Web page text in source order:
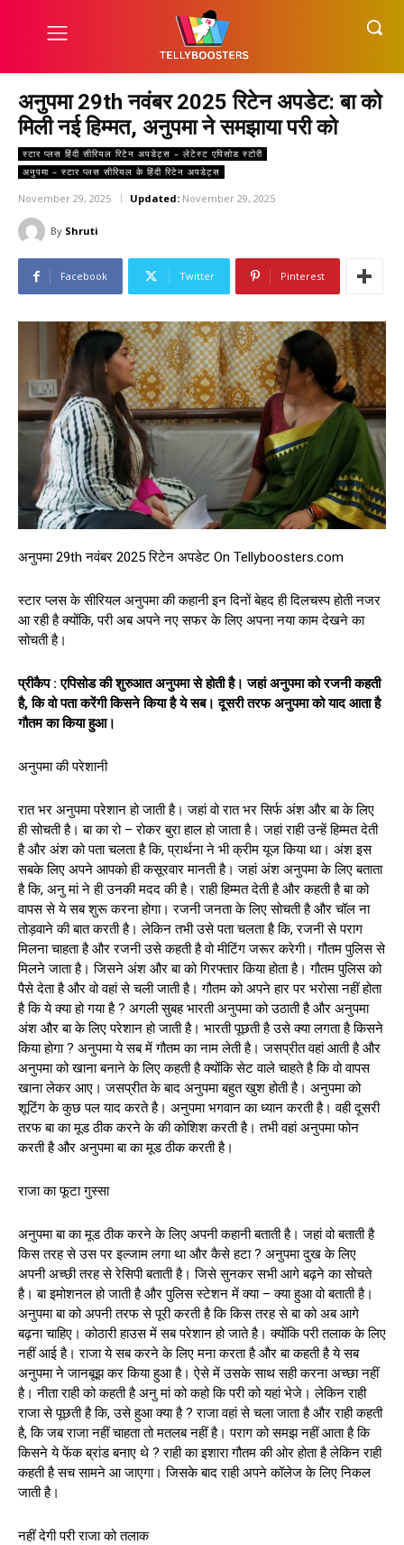
अनुपमा 29th नवंबर 2025 रिटेन अपडेट: बा को
मिली नई हिम्मत, अनुपमा ने समझाया परी को
स्टार प्लस हिंदी सीरियल रिटेन अपडेट्स – लेटेस्ट एपिसोड स्टोरी
अनुपमा – स्टार प्लस सीरियल के हिंदी रिटेन अपडेट्स
November 29, 2025 Updated: November 29, 2025
By Shruti
Facebook Twitter Pinterest
अनुपमा 29th नवंबर 2025 रिटेन अपडेट On Tellyboosters.com
स्टार प्लस के सीरियल अनुपमा की कहानी इन दिनों बेहद ही दिलचस्प होती नजर
आ रही है क्योंकि, परी अब अपने नए सफर के लिए अपना नया काम देखने का
सोचती है।
प्रीकैप : एपिसोड की शुरुआत अनुपमा से होती है। जहां अनुपमा को रजनी कहती
है, कि वो पता करेंगी किसने किया है ये सब। दूसरी तरफ अनुपमा को याद आता है
गौतम का किया हुआ।
अनुपमा की परेशानी
रात भर अनुपमा परेशान हो जाती है। जहां वो रात भर सिर्फ अंश और बा के लिए
ही सोचती है। बा का रो – रोकर बुरा हाल हो जाता है। जहां राही उन्हें हिम्मत देती
है और अंश को पता चलता है कि, प्रार्थना ने भी क्रीम यूज किया था। अंश इस
सबके लिए अपने आपको ही कसूरवार मानती है। जहां अंश अनुपमा के लिए बताता
है कि, अनु मां ने ही उनकी मदद की है। राही हिम्मत देती है और कहती है बा को
वापस से ये सब शुरू करना होगा। रजनी जनता के लिए सोचती है और चॉल ना
तोड़वाने की बात करती है। लेकिन तभी उसे पता चलता है कि, रजनी से पराग
मिलना चाहता है और रजनी उसे कहती है वो मीटिंग जरूर करेगी। गौतम पुलिस से
मिलने जाता है। जिसने अंश और बा को गिरफ्तार किया होता है। गौतम पुलिस को
पैसे देता है और वो वहां से चली जाती है। गौतम को अपने हार पर भरोसा नहीं होता
है कि ये क्या हो गया है ? अगली सुबह भारती अनुपमा को उठाती है और अनुपमा
अंश और बा के लिए परेशान हो जाती है। भारती पूछती है उसे क्या लगता है किसने
किया होगा ? अनुपमा ये सब में गौतम का नाम लेती है। जसप्रीत वहां आती है और
अनुपमा को खाना बनाने के लिए कहती है क्योंकि सेट वाले चाहते है कि वो वापस
खाना लेकर आए। जसप्रीत के बाद अनुपमा बहुत खुश होती है। अनुपमा को
शूटिंग के कुछ पल याद करते है। अनुपमा भगवान का ध्यान करती है। वही दूसरी
तरफ बा का मूड ठीक करने के की कोशिश करती है। तभी वहां अनुपमा फोन
करती है और अनुपमा बा का मूड ठीक करती है।
राजा का फूटा गुस्सा
अनुपमा बा का मूड ठीक करने के लिए अपनी कहानी बताती है। जहां वो बताती है
किस तरह से उस पर इल्जाम लगा था और कैसे हटा ? अनुपमा दुख के लिए
अपनी अच्छी तरह से रेसिपी बताती है। जिसे सुनकर सभी आगे बढ़ने का सोचते
है। बा इमोशनल हो जाती है और पुलिस स्टेशन में क्या – क्या हुआ वो बताती है।
अनुपमा बा को अपनी तरफ से पूरी करती है कि किस तरह से बा को अब आगे
बढ़ना चाहिए। कोठारी हाउस में सब परेशान हो जाते है। क्योंकि परी तलाक के लिए
नहीं आई है। राजा ये सब करने के लिए मना करता है और बा कहती है ये सब
अनुपमा ने जानबूझ कर किया हुआ है। ऐसे में उसके साथ सही करना अच्छा नहीं
है। नीता राही को कहती है अनु मां को कहो कि परी को यहां भेजे। लेकिन राही
राजा से पूछती है कि, उसे हुआ क्या है ? राजा वहां से चला जाता है और राही कहती
है, कि जब राजा नहीं चाहता तो मतलब नहीं है। पराग को समझ नहीं आता है कि
किसने ये फेंक ब्रांड बनाए थे ? राही का इशारा गौतम की ओर होता है लेकिन राही
कहती है सच सामने आ जाएगा। जिसके बाद राही अपने कॉलेज के लिए निकल
जाती है।
नहीं देगी परी राजा को तलाक